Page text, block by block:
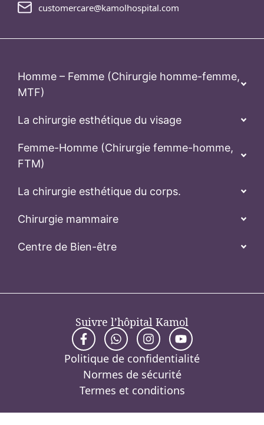
customercare@kamolhospital.com
Homme – Femme (Chirurgie homme-femme,
MTF)
La chirurgie esthétique du visage
Femme-Homme (Chirurgie femme-homme,
FTM)
La chirurgie esthétique du corps.
Chirurgie mammaire
Centre de Bien-être
Suivre l’hôpital Kamol
Politique de confidentialité
Normes de sécurité
Termes et conditions